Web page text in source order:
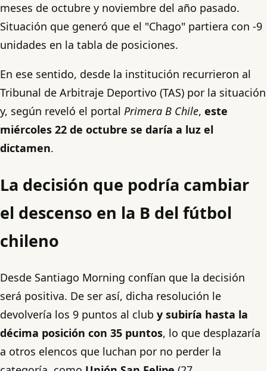
meses de octubre y noviembre del año pasado.
Situación que generó que el "Chago" partiera con -9
unidades en la tabla de posiciones.
En ese sentido, desde la institución recurrieron al
Tribunal de Arbitraje Deportivo (TAS) por la situación
y, según reveló el portal Primera B Chile, este
miércoles 22 de octubre se daría a luz el
dictamen.
La decisión que podría cambiar
el descenso en la B del fútbol
chileno
Desde Santiago Morning confían que la decisión
será positiva. De ser así, dicha resolución le
devolvería los 9 puntos al club y subiría hasta la
décima posición con 35 puntos, lo que desplazaría
a otros elencos que luchan por no perder la